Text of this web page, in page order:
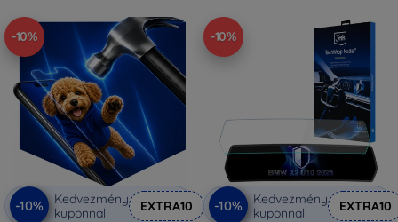
-10%
-10%
Kedvezmény
kuponnal
EXTRA10
-10%
-10%
Kedvezmény
kuponnal
EXTRA10